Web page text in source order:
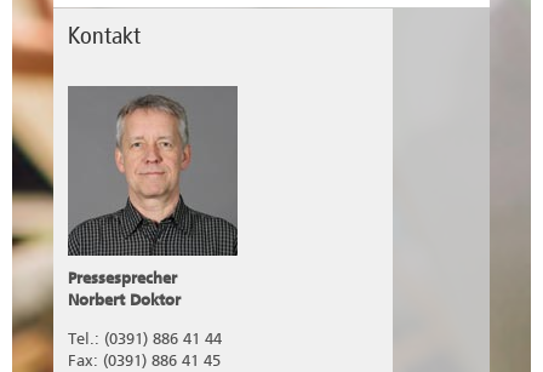
Kontakt
Pressesprecher
Norbert Doktor
Tel.: (0391) 886 41 44
Fax: (0391) 886 41 45